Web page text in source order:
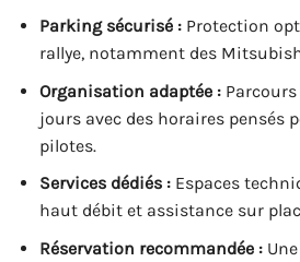
Parking sécurisé :Protection
rallye, notamment des
Organisation adaptée :
jours avec des horaires pensés
pilotes.
Services dédiés :Espaces
haut débit et assistance sur
Réservation recommandée :Une